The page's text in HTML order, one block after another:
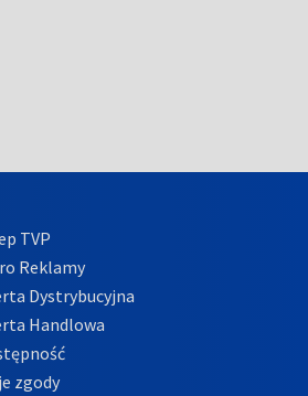
TVP
Reklamy
Dystrybucyjna
Handlowa
zgody